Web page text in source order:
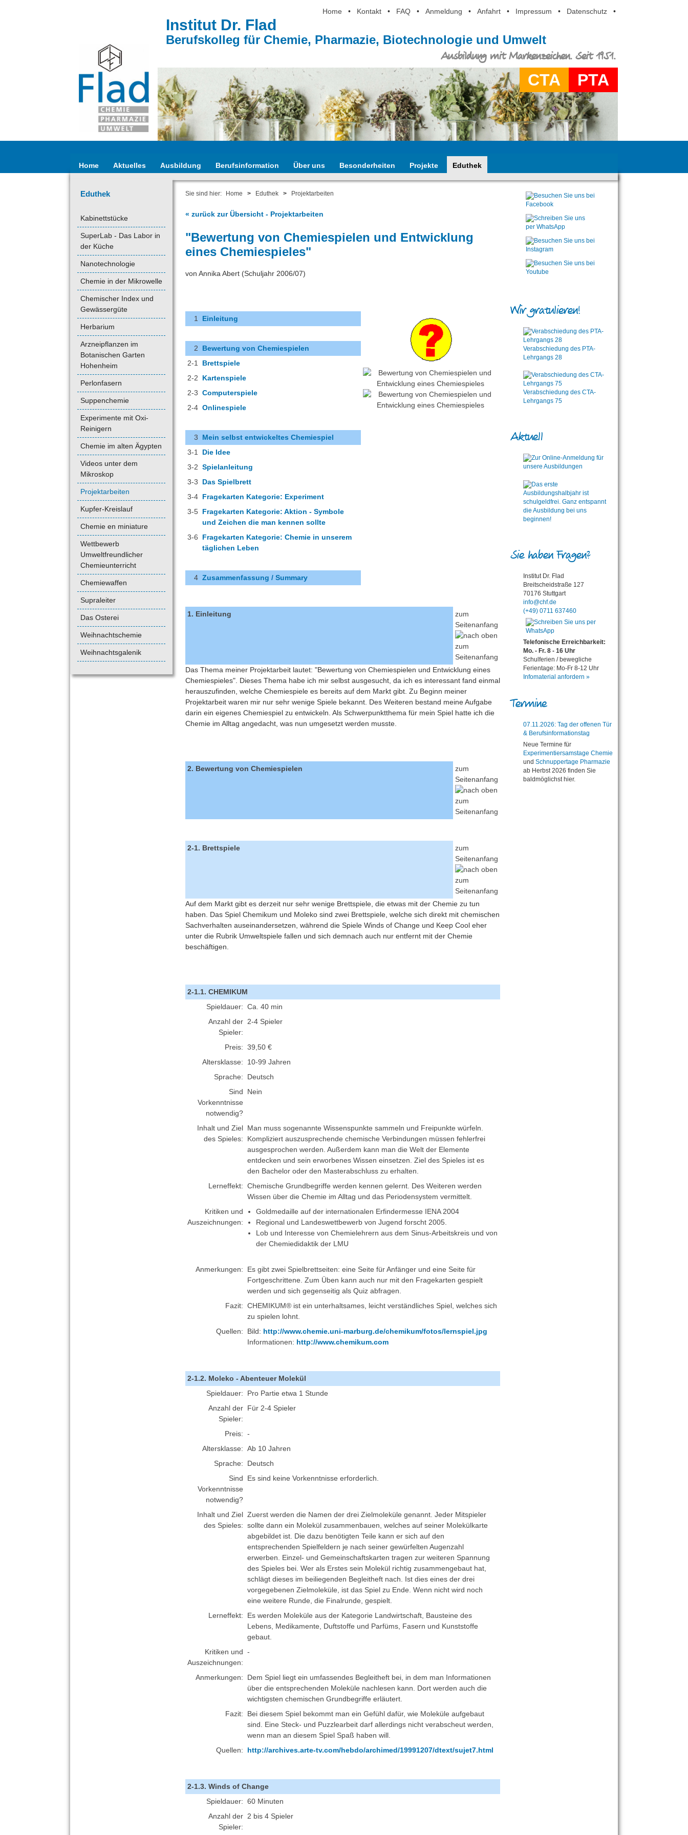
Home • Kontakt • FAQ • Anmeldung • Anfahrt • Impressum • Datenschutz •
Institut Dr. Flad
Berufskolleg für Chemie, Pharmazie, Biotechnologie und Umwelt
Ausbildung mit Markenzeichen. Seit 1951.
CTA PTA
Home Aktuelles Ausbildung Berufsinformation Über uns Besonderheiten Projekte Eduthek
Eduthek
Kabinettstücke
SuperLab - Das Labor in
der Küche
Nanotechnologie
Chemie in der Mikrowelle
Chemischer Index und
Gewässergüte
Herbarium
Arzneipflanzen im
Botanischen Garten
Hohenheim
Perlonfasern
Suppenchemie
Experimente mit Oxi-
Reinigern
Chemie im alten Ägypten
Videos unter dem
Mikroskop
Projektarbeiten
Kupfer-Kreislauf
Chemie en miniature
Wettbewerb
Umweltfreundlicher
Chemieunterricht
Chemiewaffen
Supraleiter
Das Osterei
Weihnachtschemie
Weihnachtsgalenik
Sie sind hier: Home > Eduthek > Projektarbeiten
« zurück zur Übersicht - Projektarbeiten
"Bewertung von Chemiespielen und Entwicklung
eines Chemiespieles"
von Annika Abert (Schuljahr 2006/07)
1 Einleitung
2
Bewertung von Chemiespielen
2-1
Brettspiele
2-2
Kartenspiele
2-3 Computerspiele
2-4 Onlinespiele
3
Mein selbst entwickeltes Chemiespiel
3-1
Die Idee
3-2 Spielanleitung
3-3
Das Spielbrett
3-4 Fragekarten Kategorie: Experiment
3-5 Fragekarten Kategorie: Aktion - Symbole
und Zeichen die man kennen sollte
3-6
Fragekarten Kategorie: Chemie in unserem
täglichen Leben
4 Zusammenfassung / Summary
1. Einleitung
zum
Seitenanfang
Das Thema meiner Projektarbeit lautet: "Bewertung von Chemiespielen und Entwicklung eines
Chemiespieles". Dieses Thema habe ich mir selbst ausgesucht, da ich es interessant fand einmal
herauszufinden, welche Chemiespiele es bereits auf dem Markt gibt. Zu Beginn meiner
Projektarbeit waren mir nur sehr wenige Spiele bekannt. Des Weiteren bestand meine Aufgabe
darin ein eigenes Chemiespiel zu entwickeln. Als Schwerpunktthema für mein Spiel hatte ich die
Chemie im Alltag angedacht, was nun umgesetzt werden musste.
2. Bewertung von Chemiespielen
zum
Seitenanfang
2-1. Brettspiele
zum
Seitenanfang
Auf dem Markt gibt es derzeit nur sehr wenige Brettspiele, die etwas mit der Chemie zu tun
haben. Das Spiel Chemikum und Moleko sind zwei Brettspiele, welche sich direkt mit chemischen
Sachverhalten auseinandersetzen, während die Spiele Winds of Change und Keep Cool eher
unter die Rubrik Umweltspiele fallen und sich demnach auch nur entfernt mit der Chemie
beschäftigen.
2-1.1. CHEMIKUM
Spieldauer: Ca. 40 min
Anzahl der
Spieler:
2-4 Spieler
Preis: 39,50 €
Altersklasse:
10-99 Jahren
Sprache:
Deutsch
Sind
Vorkenntnisse
notwendig?
Nein
Inhalt und Ziel
des Spieles:
Man muss sogenannte Wissenspunkte sammeln und Freipunkte würfeln.
Kompliziert auszusprechende chemische Verbindungen müssen fehlerfrei
ausgesprochen werden. Außerdem kann man die Welt der Elemente
entdecken und sein erworbenes Wissen einsetzen. Ziel des Spieles ist es
den Bachelor oder den Masterabschluss zu erhalten.
Lerneffekt: Chemische Grundbegriffe werden kennen gelernt. Des Weiteren werden
Wissen über die Chemie im Alltag und das Periodensystem vermittelt.
Kritiken und
Auszeichnungen:
Goldmedaille auf der internationalen Erfindermesse IENA 2004
Regional und Landeswettbewerb von Jugend forscht 2005.
Lob und Interesse von Chemielehrern aus dem Sinus-Arbeitskreis und von
der Chemiedidaktik der LMU
Anmerkungen:
Es gibt zwei Spielbrettseiten: eine Seite für Anfänger und eine Seite für
Fortgeschrittene. Zum Üben kann auch nur mit den Fragekarten gespielt
werden und sich gegenseitig als Quiz abfragen.
Fazit: CHEMIKUM® ist ein unterhaltsames, leicht verständliches Spiel, welches sich
zu spielen lohnt.
Quellen:
Bild: http://www.chemie.uni-marburg.de/chemikum/fotos/lernspiel.jpg
Informationen: http://www.chemikum.com
2-1.2. Moleko - Abenteuer Molekül
Spieldauer:
Pro Partie etwa 1 Stunde
Anzahl der
Spieler:
Für 2-4 Spieler
Preis: -
Altersklasse: Ab 10 Jahren
Sprache:
Deutsch
Sind
Vorkenntnisse
notwendig?
Es sind keine Vorkenntnisse erforderlich.
Inhalt und Ziel
des Spieles:
Zuerst werden die Namen der drei Zielmoleküle genannt. Jeder Mitspieler
sollte dann ein Molekül zusammenbauen, welches auf seiner Molekülkarte
abgebildet ist. Die dazu benötigten Teile kann er sich auf den
entsprechenden Spielfeldern je nach seiner gewürfelten Augenzahl
erwerben. Einzel- und Gemeinschaftskarten tragen zur weiteren Spannung
des Spieles bei. Wer als Erstes sein Molekül richtig zusammengebaut hat,
schlägt dieses im beiliegenden Begleitheft nach. Ist dies eines der drei
vorgegebenen Zielmoleküle, ist das Spiel zu Ende. Wenn nicht wird noch
eine weitere Runde, die Finalrunde, gespielt.
Lerneffekt:
Es werden Moleküle aus der Kategorie Landwirtschaft, Bausteine des
Lebens, Medikamente, Duftstoffe und Parfüms, Fasern und Kunststoffe
gebaut.
Kritiken und
Auszeichnungen:
-
Anmerkungen:
Dem Spiel liegt ein umfassendes Begleitheft bei, in dem man Informationen
über die entsprechenden Moleküle nachlesen kann. Dort werden auch die
wichtigsten chemischen Grundbegriffe erläutert.
Fazit:
Bei diesem Spiel bekommt man ein Gefühl dafür, wie Moleküle aufgebaut
sind. Eine Steck- und Puzzlearbeit darf allerdings nicht verabscheut werden,
wenn man an diesem Spiel Spaß haben will.
Quellen:
http://archives.arte-tv.com/hebdo/archimed/19991207/dtext/sujet7.html
2-1.3. Winds of Change
Spieldauer: 60 Minuten
Anzahl der
Spieler:
2 bis 4 Spieler
Wir gratulieren!
Verabschiedung des PTA-
Lehrgangs 28
Verabschiedung des CTA-
Lehrgangs 75
Aktuell
Sie haben Fragen?
Institut Dr. Flad
Breitscheidstraße 127
70176 Stuttgart
info@chf.de
(+49) 0711 637460
Telefonische Erreichbarkeit:
Mo. - Fr. 8 - 16 Uhr
Schulferien / bewegliche
Ferientage: Mo-Fr 8-12 Uhr
Infomaterial anfordern »
Termine
07.11.2026: Tag der offenen Tür
& Berufsinformationstag
Neue Termine für
Experimentiersamstage Chemie
und Schnuppertage Pharmazie
ab Herbst 2026 finden Sie
baldmöglichst hier.